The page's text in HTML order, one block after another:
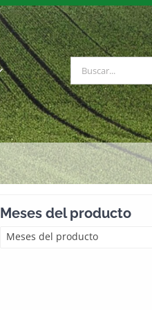
Buscar:
Meses del producto
Meses del producto